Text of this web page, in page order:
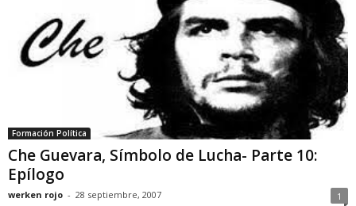
Formación Política
Che Guevara, Símbolo de Lucha- Parte 10:
Epílogo
werken rojo - 28 septiembre, 2007 1